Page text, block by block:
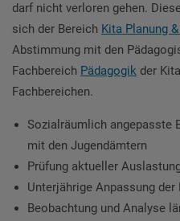
darf nicht verloren gehen.
sich der Bereich Kita Planung
Abstimmung mit den
Fachbereich Pädagogik der
Fachbereichen.
Sozialräumlich angepasste
mit den Jugendämtern
Prüfung aktueller
Unterjährige Anpassung der
Beobachtung und Analyse